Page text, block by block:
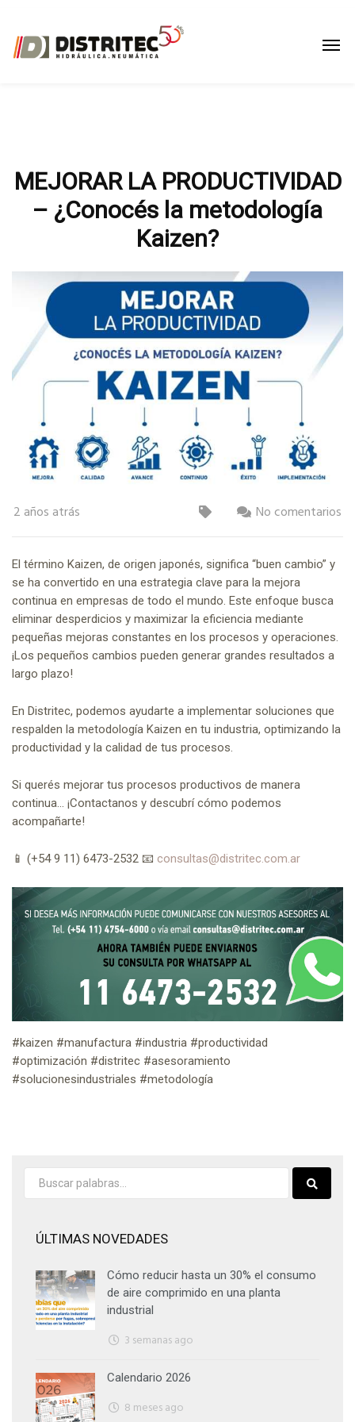
MEJORAR LA PRODUCTIVIDAD
– ¿Conocés la metodología
Kaizen?
2 años atrás No comentarios
El término Kaizen, de origen japonés, significa “buen cambio” y
se ha convertido en una estrategia clave para la mejora
continua en empresas de todo el mundo. Este enfoque busca
eliminar desperdicios y maximizar la eficiencia mediante
pequeñas mejoras constantes en los procesos y operaciones.
¡Los pequeños cambios pueden generar grandes resultados a
largo plazo!
En Distritec, podemos ayudarte a implementar soluciones que
respalden la metodología Kaizen en tu industria, optimizando la
productividad y la calidad de tus procesos.
Si querés mejorar tus procesos productivos de manera
continua… ¡Contactanos y descubrí cómo podemos
acompañarte!
📱 (+54 9 11) 6473-2532 📧 consultas@distritec.com.ar
#kaizen #manufactura #industria #productividad
#optimización #distritec #asesoramiento
#solucionesindustriales #metodología
ÚLTIMAS NOVEDADES
Cómo reducir hasta un 30% el consumo
de aire comprimido en una planta
industrial
3 semanas ago
Calendario 2026
8 meses ago